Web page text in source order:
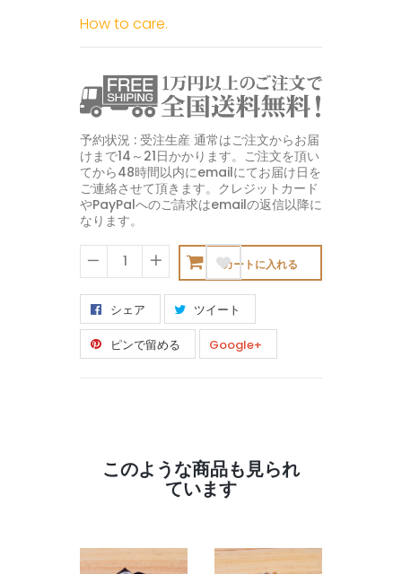
How to care.
予約状況 : 受注生産 通常はご注文からお届
けまで14～21日かかります。ご注文を頂い
てから48時間以内にemailにてお届け日を
ご連絡させて頂きます。クレジットカード
やPayPalへのご請求はemailの返信以降に
なります。
− +
カートに入れる
シェア ツイート
ピンで留める Google+
このような商品も見られ
ています